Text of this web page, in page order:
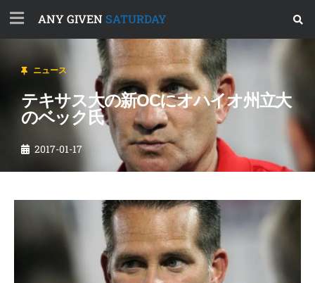
ANY GIVEN SATURDAY
ニュース
テキサス大の新OCにオハイオ州立大
のベック氏
2017-01-17